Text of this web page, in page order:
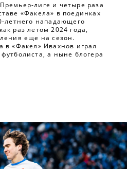
лиге и четыре раза
«Факела» в поединках
летнего нападающего
раз летом 2024 года,
еще на сезон.
в «Факел» Ивахнов играл
а ныне блогера